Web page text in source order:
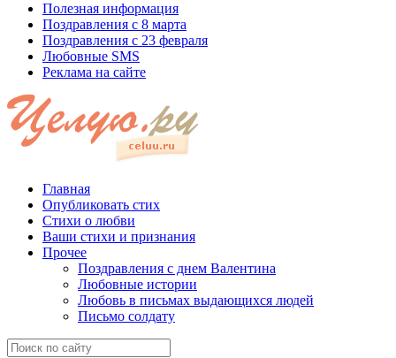
Полезная информация
Поздравления с 8 марта
Поздравления с 23 февраля
Любовные SMS
Реклама на сайте
Главная
Опубликовать стих
Стихи о любви
Ваши стихи и признания
Прочее
Поздравления с днем Валентина
Любовные истории
Любовь в письмах выдающихся людей
Письмо солдату